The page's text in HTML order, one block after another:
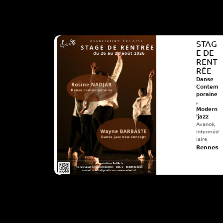
STAG
E DE
RENT
RÉE
Danse
Contem
poraine
,
Modern
’jazz
Avancé,
Interméd
iaire
Rennes